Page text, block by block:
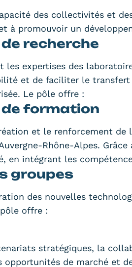
des collectivités et
à promouvoir un
recherche
les expertises des
et de faciliter le
Le pôle offre :
de formation
et le renforcement
Rhône-Alpes.
en intégrant les
groupes
des nouvelles
offre :
stratégiques, la
opportunités de marché et